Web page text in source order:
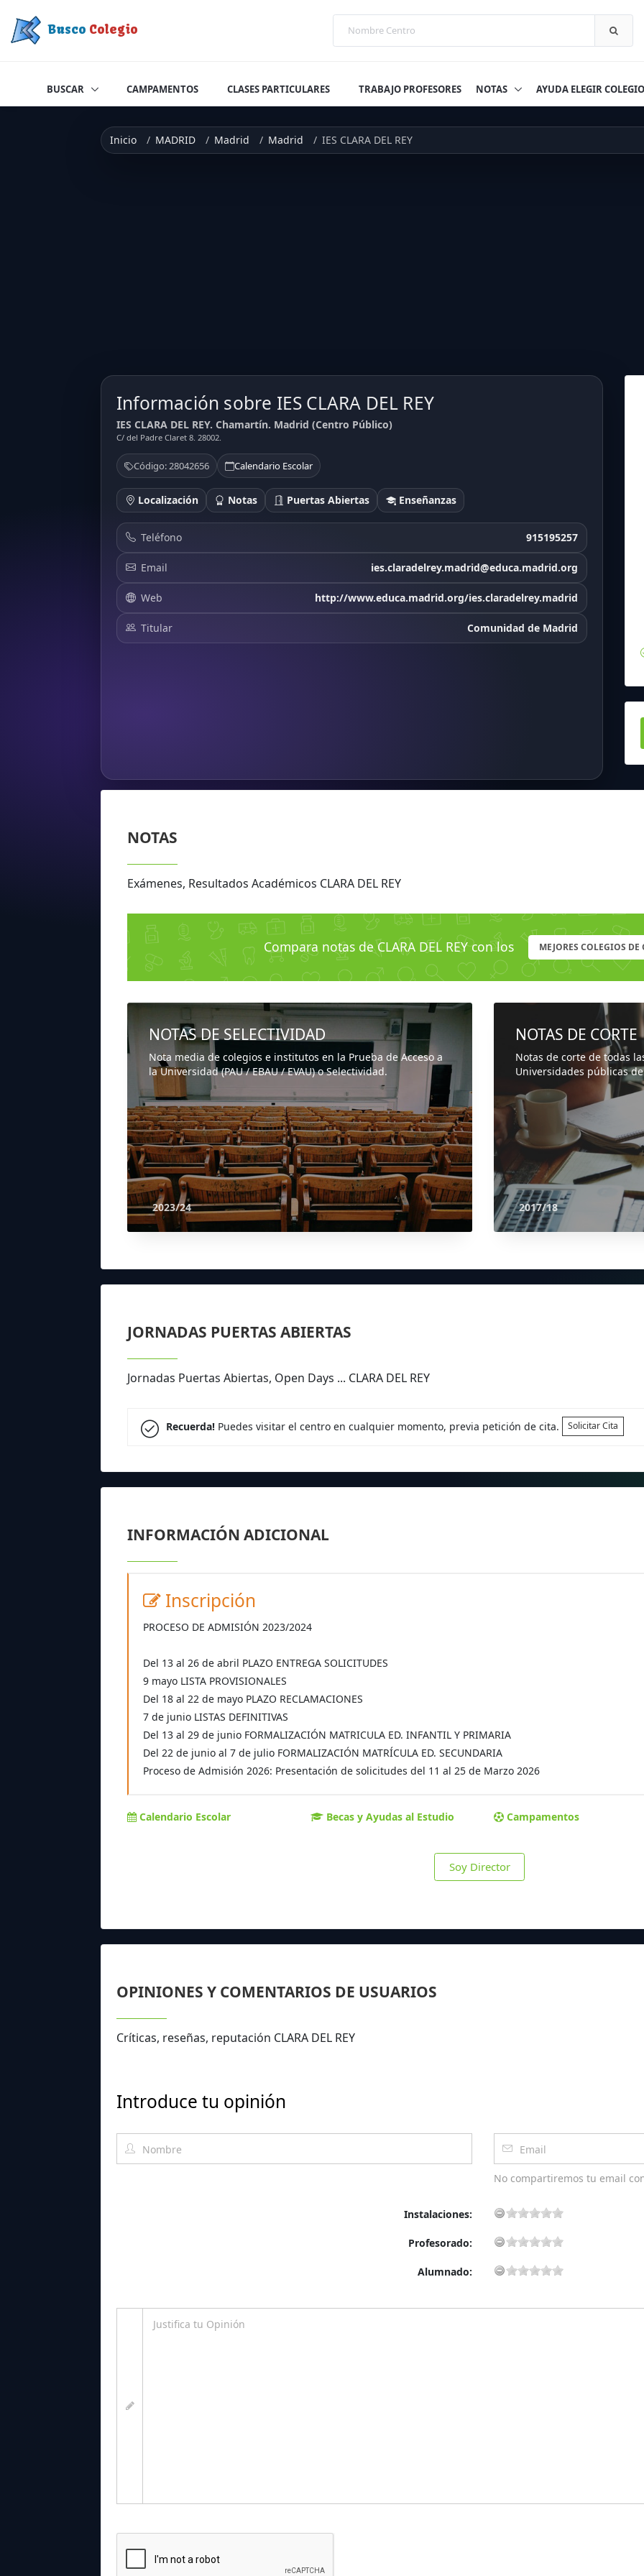
Busco Colegio
BUSCAR CAMPAMENTOS CLASES PARTICULARES TRABAJO PROFESORES NOTAS AYUDA ELEGIR
Inicio MADRID Madrid Madrid IES CLARA DEL REY
Información sobre IES CLARA DEL REY
IES CLARA DEL REY. Chamartín. Madrid (Centro Público)
C/ del Padre Claret 8. 28002.
Código: 28042656 Calendario Escolar
Localización Notas Puertas Abiertas Enseñanzas
Teléfono 915195257
Email ies.claradelrey.madrid@educa.madrid.org
Web http://www.educa.madrid.org/ies.claradelrey.madrid
Titular Comunidad de Madrid
NOTAS
Exámenes, Resultados Académicos CLARA DEL REY
Compara notas de CLARA DEL REY con los MEJORES COLEGIOS
NOTAS DE SELECTIVIDAD
Nota media de colegios e institutos en la Prueba de Acceso a
la Universidad (PAU / EBAU / EVAU) o Selectividad.
2023/24
NOTAS DE CORTE
Notas de corte de todas
Universidades públicas
2017/18
JORNADAS PUERTAS ABIERTAS
Jornadas Puertas Abiertas, Open Days ... CLARA DEL REY
Recuerda!Puedes visitar el centro en cualquier momento, previa petición de cita. Solicitar Cita
INFORMACIÓN ADICIONAL
Inscripción
PROCESO DE ADMISIÓN 2023/2024
Del 13 al 26 de abril PLAZO ENTREGA SOLICITUDES
9 mayo LISTA PROVISIONALES
Del 18 al 22 de mayo PLAZO RECLAMACIONES
7 de junio LISTAS DEFINITIVAS
Del 13 al 29 de junio FORMALIZACIÓN MATRICULA ED. INFANTIL Y PRIMARIA
Del 22 de junio al 7 de julio FORMALIZACIÓN MATRÍCULA ED. SECUNDARIA
Proceso de Admisión 2026: Presentación de solicitudes del 11 al 25 de Marzo 2026
Calendario Escolar Becas y Ayudas al Estudio Campamentos
Soy Director
OPINIONES Y COMENTARIOS DE USUARIOS
Críticas, reseñas, reputación CLARA DEL REY
Introduce tu opinión
No compartiremos tu email
Instalaciones:
Profesorado:
Alumnado: